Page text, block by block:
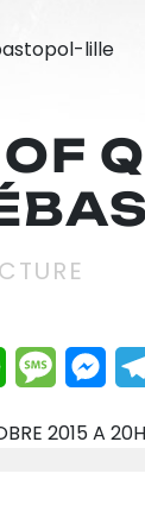
WhatsApp
2015 A 20H